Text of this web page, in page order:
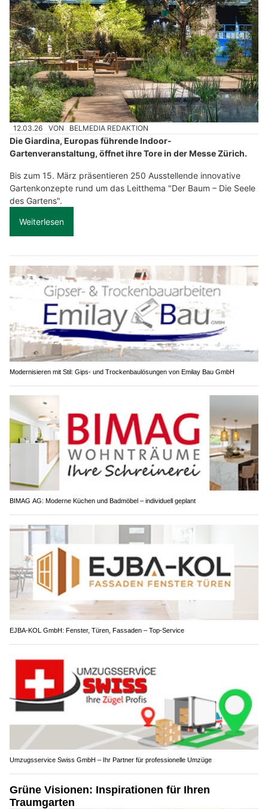
12.03.26 VON BELMEDIA REDAKTION
Die Giardina, Europas führende Indoor-
Gartenveranstaltung, öffnet ihre Tore in der Messe Zürich.
Bis zum 15. März präsentieren 250 Ausstellende innovative
Gartenkonzepte rund um das Leitthema "Der Baum – Die Seele
des Gartens".
Weiterlesen
Modernisieren mit Stil: Gips- und Trockenbaulösungen von Emilay Bau GmbH
BIMAG AG: Moderne Küchen und Badmöbel – individuell geplant
EJBA-KOL GmbH: Fenster, Türen, Fassaden – Top-Service
Umzugsservice Swiss GmbH – Ihr Partner für professionelle Umzüge
Grüne Visionen: Inspirationen für Ihren
Traumgarten